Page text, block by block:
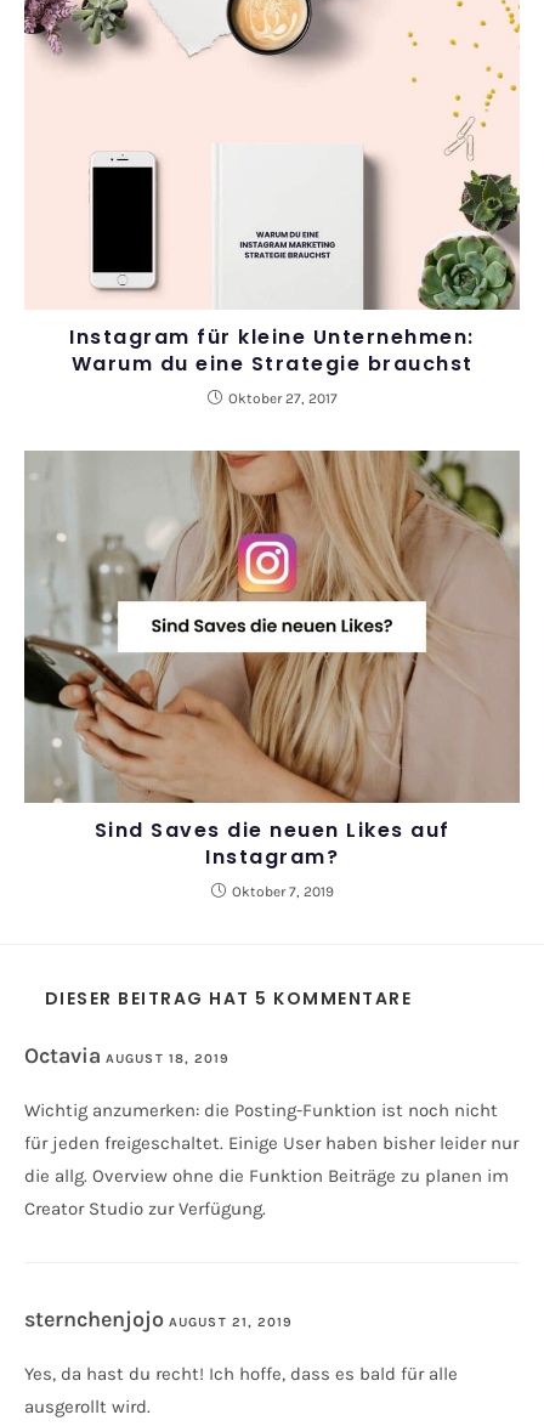
Instagram für kleine Unternehmen:
Warum du eine Strategie brauchst
Oktober 27, 2017
Sind Saves die neuen Likes auf
Instagram?
Oktober 7, 2019
DIESER BEITRAG HAT 5 KOMMENTARE
Octavia AUGUST 18, 2019
Wichtig anzumerken: die Posting-Funktion ist noch nicht
für jeden freigeschaltet. Einige User haben bisher leider nur
die allg. Overview ohne die Funktion Beiträge zu planen im
Creator Studio zur Verfügung.
sternchenjojo AUGUST 21, 2019
Yes, da hast du recht! Ich hoffe, dass es bald für alle
ausgerollt wird.